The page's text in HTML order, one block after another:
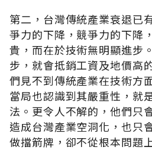
第二，台灣傳統產業衰退已
爭力的下降，競爭力的下降
貴，而在於技術無明顯進步
步，就會抵銷工資及地價高
們見不到傳統產業在技術方
當局也認識到其嚴重性，就
法。更令人不解的，他們只
造成台灣產業空洞化，也只
做擋箭牌，卻不從根本問題